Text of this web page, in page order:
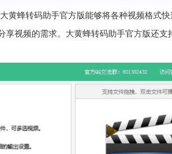
黄蜂转码助手官方版能够将各种视频格式快
视频的需求。大黄蜂转码助手官方版还支